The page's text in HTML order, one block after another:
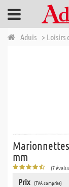
Aduis > Loisirs
mm
(7
Prix (TVA comprise)